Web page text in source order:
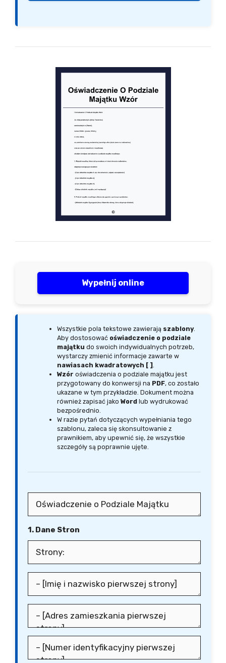
Wypełnij online
Wszystkie pola tekstowe zawierają szablony.
Aby dostosować oświadczenie o podziale
majątku do swoich indywidualnych potrzeb,
wystarczy zmienić informacje zawarte w
nawiasach kwadratowych [ ] .
Wzór oświadczenia o podziale majątku jest
przygotowany do konwersji na PDF, co zostało
ukazane w tym przykładzie. Dokument można
również zapisać jako Wordlub wydrukować
bezpośrednio.
W razie pytań dotyczących wypełniania tego
szablonu, zaleca się skonsultowanie z
prawnikiem, aby upewnić się, że wszystkie
szczegóły są poprawnie ujęte.
1. Dane Stron